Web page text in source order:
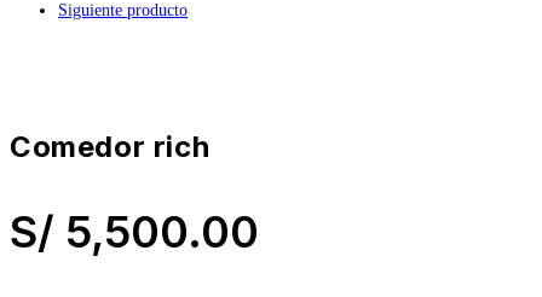
Siguiente producto
comedor rich
S/ 5,500.00